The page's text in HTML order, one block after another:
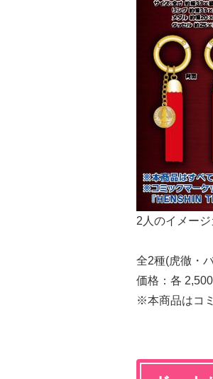
2人のイメー
全2種(虎徹・
価格：各
※本商品はコ